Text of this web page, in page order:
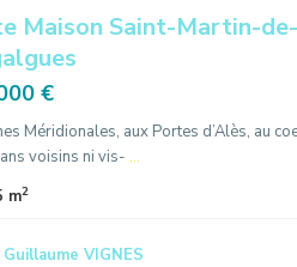
Maison Saint-Martin-de-
€
Méridionales, aux Portes d’Alès, au
voisins ni vis- ...
m2
Guillaume VIGNES